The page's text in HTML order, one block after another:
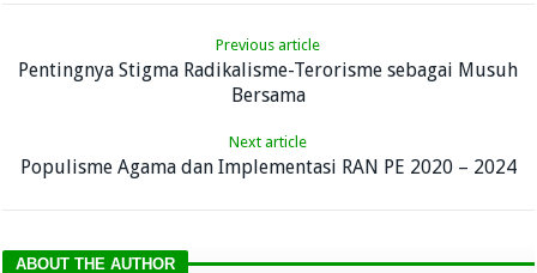
Previous article
Pentingnya Stigma Radikalisme-Terorisme sebagai Musuh
Bersama
Next article
Populisme Agama dan Implementasi RAN PE 2020 – 2024
ABOUT THE AUTHOR